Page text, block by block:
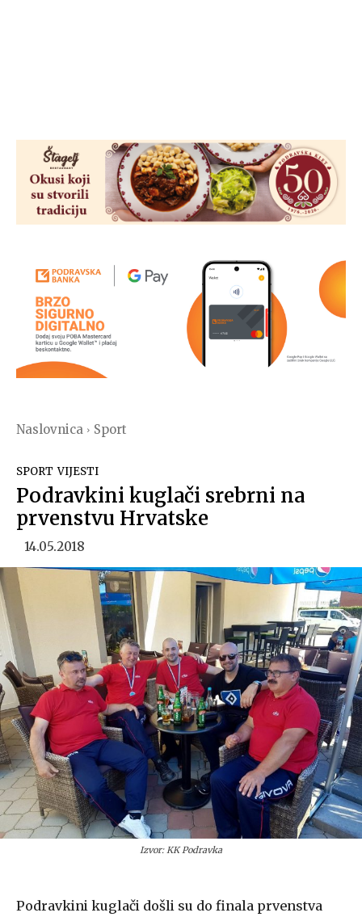
Naslovnica Sport
SPORT VIJESTI
Podravkini kuglači srebrni na
prvenstvu Hrvatske
14.05.2018
Izvor: KK Podravka
Podravkini kuglači došli su do finala prvenstva